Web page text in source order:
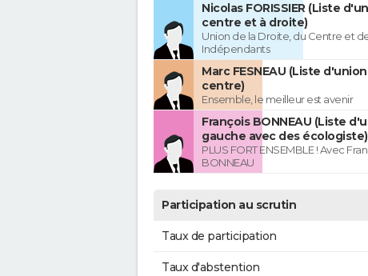
Nicolas FORISSIER (Liste
centre et à droite)
Union de la Droite, du Centre et
Indépendants
Marc FESNEAU (Liste
centre)
Ensemble, le meilleur est avenir
François BONNEAU (Liste
gauche avec des écologiste)
PLUS FORT ENSEMBLE ! Avec
BONNEAU
Participation au scrutin
Taux de participation
Taux d'abstention